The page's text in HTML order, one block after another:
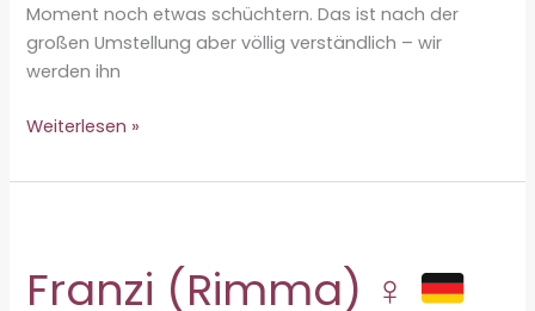
Moment noch etwas schüchtern. Das ist nach der
großen Umstellung aber völlig verständlich – wir
werden ihn
Avalon
Weiterlesen »
Franzi (Rimma) ♀